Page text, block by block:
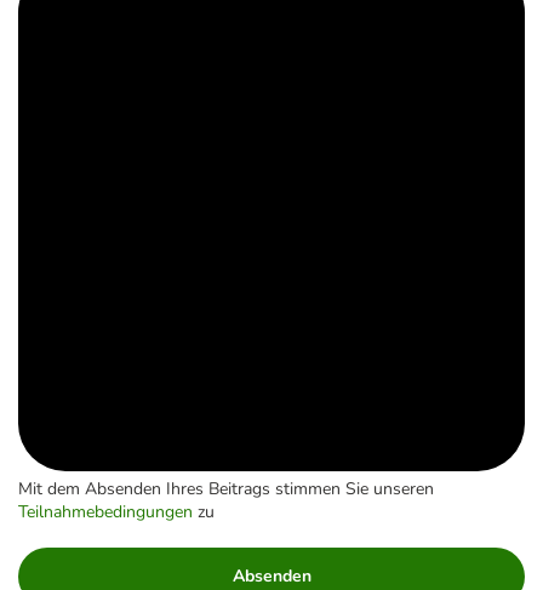
Mit dem Absenden Ihres Beitrags stimmen Sie unseren
Teilnahmebedingungen zu
Absenden